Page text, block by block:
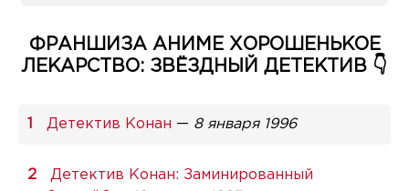
ФРАНШИЗА АНИМЕ ХОРОШЕНЬКОЕ
ЛЕКАРСТВО: ЗВЁЗДНЫЙ ДЕТЕКТИВ 👇
Детектив Конан — 8 января 1996
Детектив Конан: Заминированный